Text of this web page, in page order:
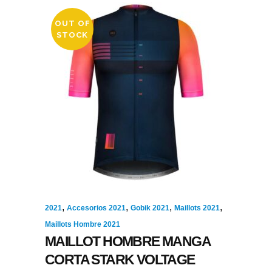
OUT OF
STOCK
2021, Accesorios 2021, Gobik 2021, Maillots 2021,
Maillots Hombre 2021
MAILLOT HOMBRE MANGA
CORTA STARK VOLTAGE